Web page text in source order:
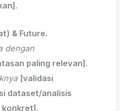
.
& Future.
dengan
paling relevan].
[validasi
dataset/analisis
konkret].